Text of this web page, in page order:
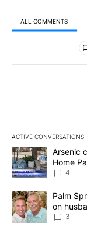
ALL COMMENTS
All Comments
ACTIVE CONVERSATIONS
The following is a
A trending article
Arsenic
Home
4
A trending article
Palm
on
3